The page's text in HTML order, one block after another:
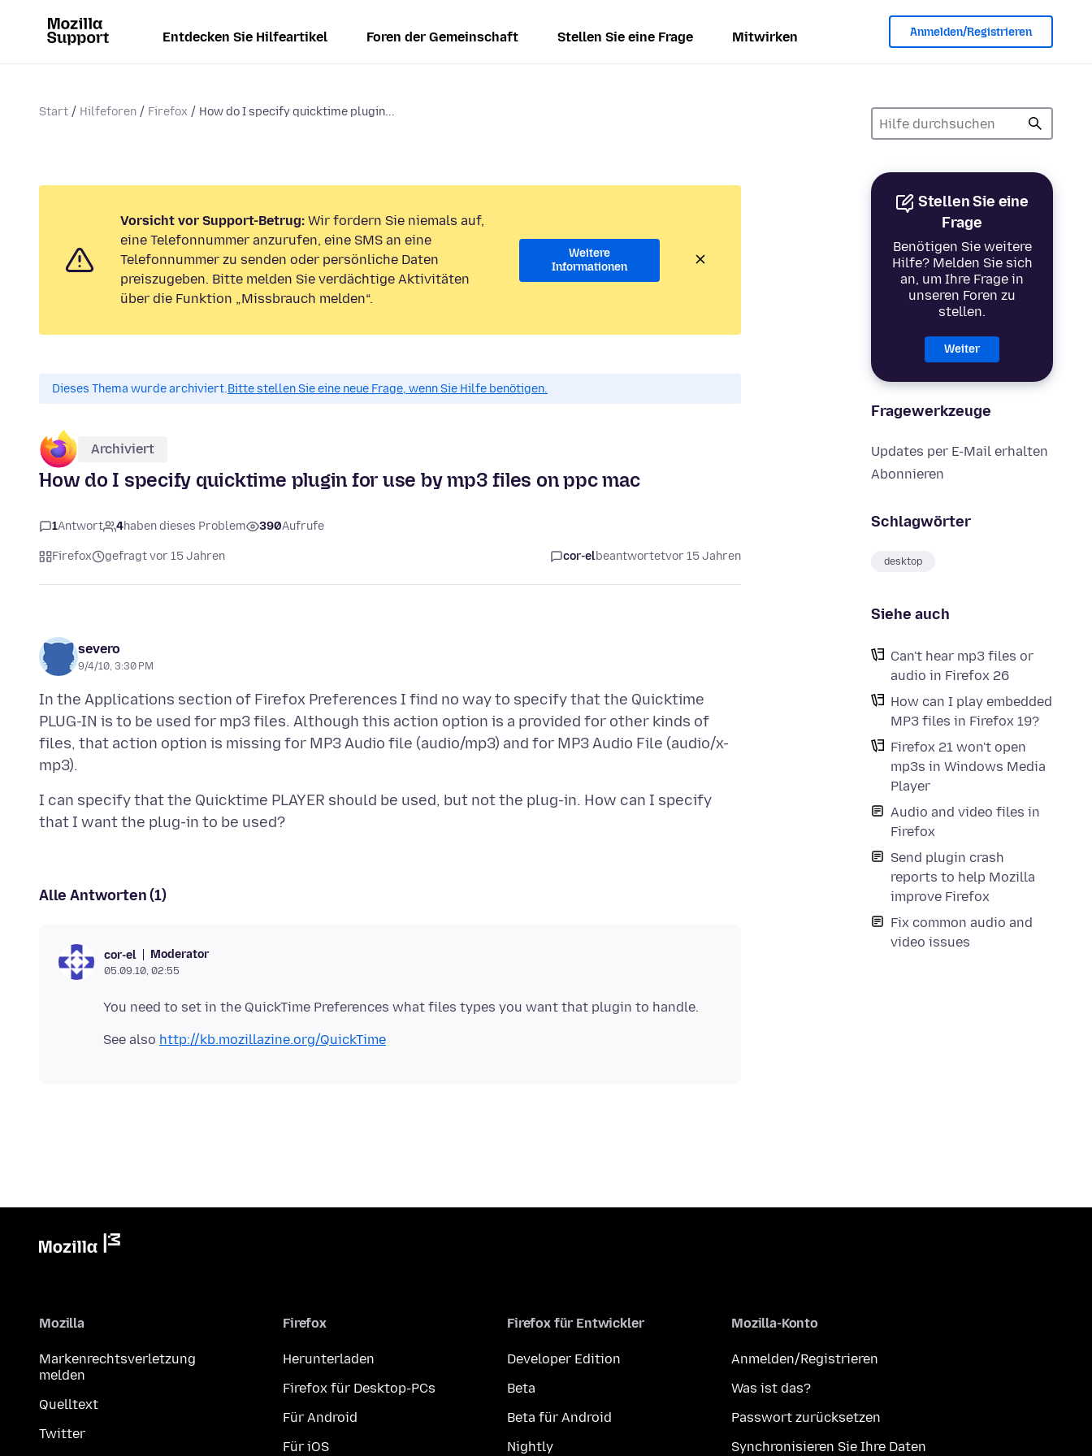
Entdecken Sie Hilfeartikel Foren der Gemeinschaft Stellen Sie eine Frage Mitwirken Anmelden/Registrieren
Start Hilfeforen Firefox How do I specify quicktime plugin...
Stellen Sie eine
Frage
Benötigen Sie weitere
Hilfe? Melden Sie sich
an, um Ihre Frage in
unseren Foren zu
stellen.
Weiter
Fragewerkzeuge
Updates per E-Mail erhalten
Abonnieren
Schlagwörter
desktop
Siehe auch
Can't hear mp3 files or
audio in Firefox 26
How can I play embedded
MP3 files in Firefox 19?
Firefox 21 won't open
mp3s in Windows Media
Player
Audio and video files in
Firefox
Send plugin crash
reports to help Mozilla
improve Firefox
Fix common audio and
video issues
Vorsicht vor Support-Betrug: Wir fordern Sie niemals auf,
eine Telefonnummer anzurufen, eine SMS an eine
Telefonnummer zu senden oder persönliche Daten
preiszugeben. Bitte melden Sie verdächtige Aktivitäten
über die Funktion „Missbrauch melden“.
Weitere
Informationen
Dieses Thema wurde archiviert.Bitte stellen Sie eine neue Frage, wenn Sie Hilfe benötigen.
Archiviert
How do I specify quicktime plugin for use by mp3 files on ppc mac
1Antwort 4haben dieses Problem 390Aufrufe
Firefox gefragt vor 15 Jahren cor-elbeantwortetvor 15 Jahren
severo
9/4/10, 3:30 PM
In the Applications section of Firefox Preferences I find no way to specify that the Quicktime
PLUG-IN is to be used for mp3 files. Although this action option is a provided for other kinds of
files, that action option is missing for MP3 Audio file (audio/mp3) and for MP3 Audio File (audio/x-
I can specify that the Quicktime PLAYER should be used, but not the plug-in. How can I specify
Alle Antworten (1)
cor-el Moderator
05.09.10, 02:55
See also http://kb.mozillazine.org/QuickTime
Mozilla
Markenrechtsverletzung
melden
Quelltext
Twitter
Firefox
Herunterladen
Firefox für Desktop-PCs
Für Android
Für iOS
Firefox für Entwickler
Developer Edition
Beta
Beta für Android
Nightly
Mozilla-Konto
Anmelden/Registrieren
Was ist das?
Passwort zurücksetzen
Synchronisieren Sie Ihre Daten